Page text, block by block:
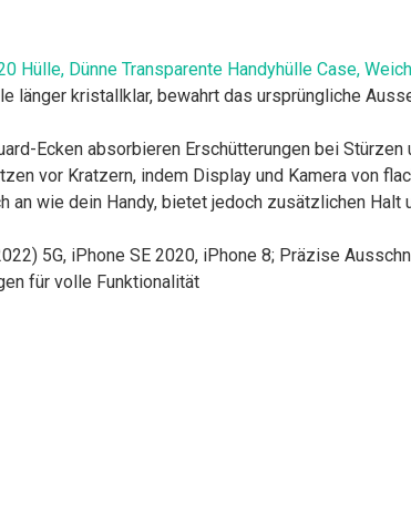
Hülle, Dünne Transparente Handyhülle Case,
länger kristallklar, bewahrt das ursprüngliche
Ecken absorbieren Erschütterungen bei
vor Kratzern, indem Display und Kamera von
an wie dein Handy, bietet jedoch zusätzlichen
5G, iPhone SE 2020, iPhone 8; Präzise
für volle Funktionalität